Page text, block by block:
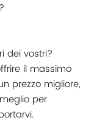
dei vostri?
il massimo
prezzo migliore,
per